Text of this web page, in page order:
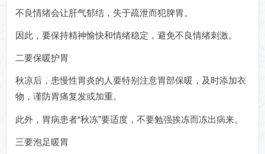
不良情绪会让肝气郁结，失于疏泄而犯脾胃。
因此，要保持精神愉快和情绪稳定，避免不良情绪刺激。
二要保暖护胃
秋凉后，患慢性胃炎的人要特别注意胃部保暖，及时添加衣
物，谨防胃痛复发或加重。
此外，胃病患者“秋冻”要适度，不要勉强挨冻而冻出病来。
三要泡足暖胃